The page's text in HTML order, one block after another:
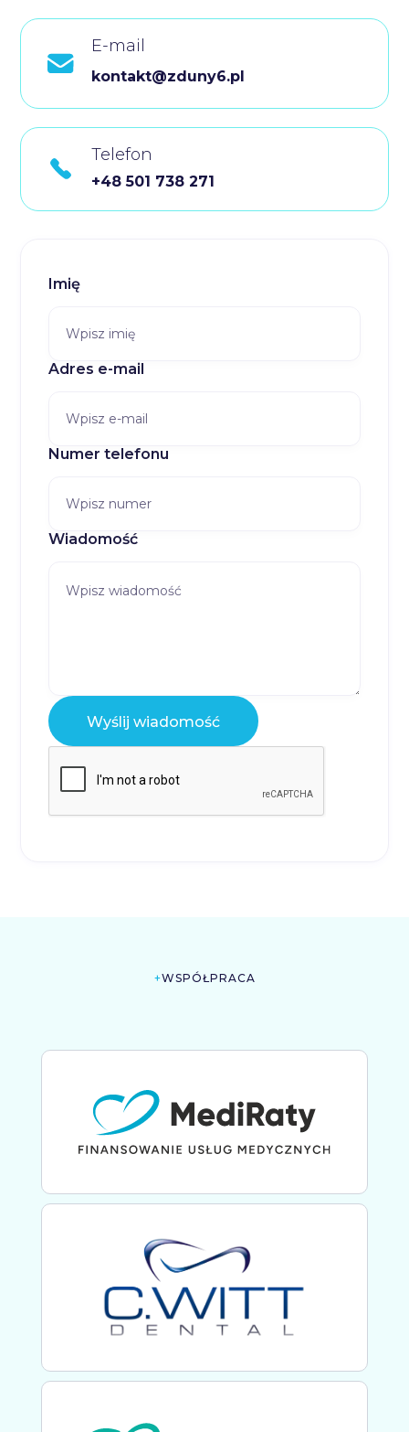
E-mail
kontakt@zduny6.pl
Telefon
+48 501 738 271
Imię
Adres e-mail
Numer telefonu
Wiadomość
+WSPÓŁPRACA